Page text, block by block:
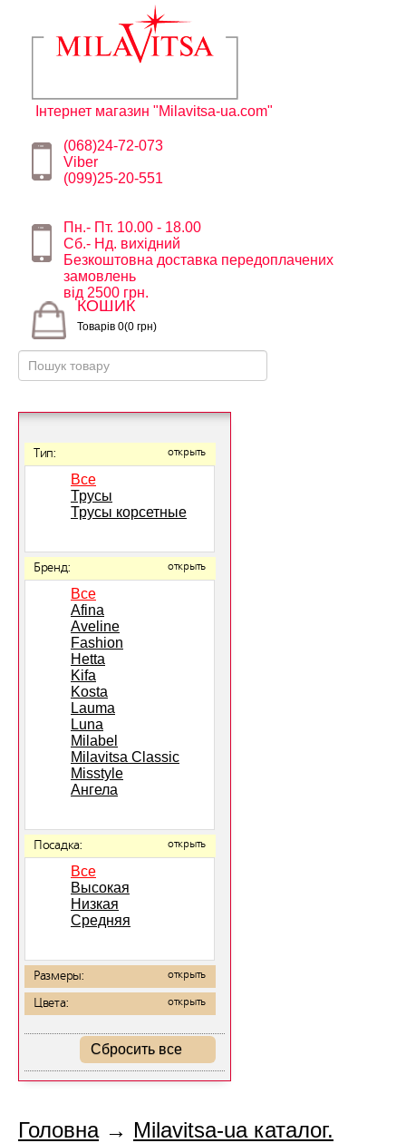
Інтернет магазин "Milavitsa-ua.com"
(068)24-72-073
Viber
(099)25-20-551
Пн.- Пт. 10.00 - 18.00
Сб.- Нд. вихідний
Безкоштовна доставка передоплачених
замовлень
від 2500 грн.
КОШИК
Товарів 0(0 грн)
Тип: открыть
Все
Трусы
Трусы корсетные
Бренд: открыть
Все
Afina
Aveline
Fashion
Hetta
Kifa
Kosta
Lauma
Luna
Milabel
Milavitsa Classic
Misstyle
Ангела
Посадка: открыть
Все
Высокая
Низкая
Средняя
Размеры: открыть
Цвета: открыть
Сбросить все
Головна→ Milavitsa-ua каталог.